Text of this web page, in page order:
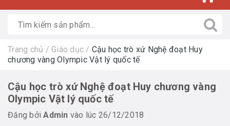
Trang chủ / Giáo dục / Cậu học trò xứ Nghệ đoạt Huy
chương vàng Olympic Vật lý quốc tế
Cậu học trò xứ Nghệ đoạt Huy chương vàng
Olympic Vật lý quốc tế
Đăng bởiAdmin vào lúc 26/12/2018